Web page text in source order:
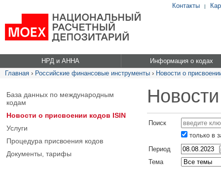
Контакты |
НРД и АННА
Информация о кодах
Главная › Российские финансовые инструменты › Новости о
База данных по международным
кодам
Новости о присвоении кодов ISIN
Услуги
Процедура присвоения кодов
Документы, тарифы
Поиск
только в
Период
Тема